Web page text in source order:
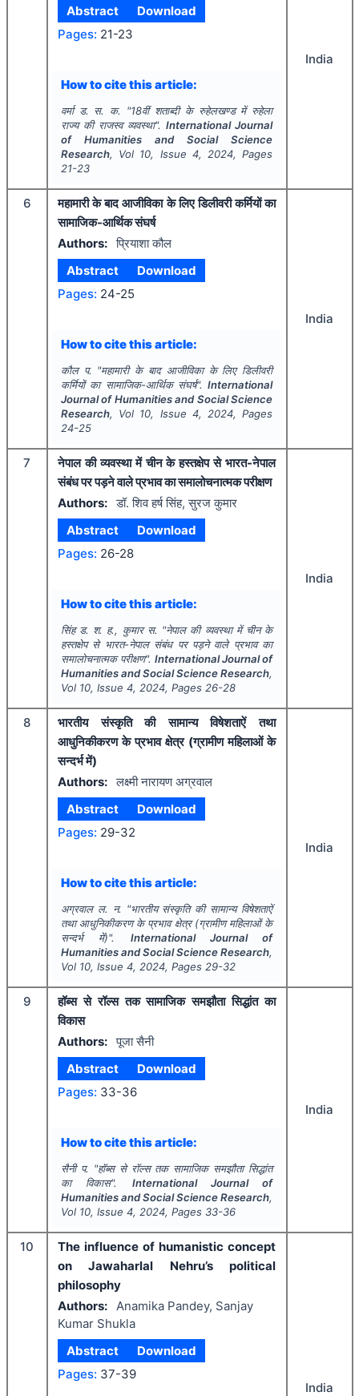
Abstract
Download
Pages: 21-23
How to cite this article:
वर्मा ड. स. क. "18वीं शताब्दी के रुहेलखण्ड में रुहेला
राज्य की राजस्व व्यवस्था".International Journal
of Humanities and Social Science
Research, Vol 10, Issue 4, 2024, Pages
21-23
India
6
महामारी के बाद आजीविका के लिए डिलीवरी कर्मियों का
सामाजिक-आर्थिक संघर्ष
Authors: प्रियाशा कौल
Abstract
Download
Pages: 24-25
How to cite this article:
कौल प. "महामारी के बाद आजीविका के लिए डिलीवरी
कर्मियों का सामाजिक-आर्थिक संघर्ष".International
Journal of Humanities and Social Science
Research, Vol 10, Issue 4, 2024, Pages
24-25
India
7
नेपाल की व्यवस्था में चीन के हस्तक्षेप से भारत-नेपाल
संबंध पर पड़ने वाले प्रभाव का समालोचनात्मक परीक्षण
Authors: डॉ. शिव हर्ष सिंह, सुरज कुमार
Abstract
Download
Pages: 26-28
How to cite this article:
सिंह ड. श. ह., कुमार स. "नेपाल की व्यवस्था में चीन के
हस्तक्षेप से भारत-नेपाल संबंध पर पड़ने वाले प्रभाव का
समालोचनात्मक परीक्षण". International Journal of
Humanities and Social Science Research,
Vol 10, Issue 4, 2024, Pages 26-28
India
8
भारतीय संस्कृति की सामान्य विषेशताऐं तथा
आधुनिकीकरण के प्रभाव क्षेत्र (ग्रामीण महिलाओं के
सन्दर्भ में)
Authors: लक्ष्मी नारायण अग्रवाल
Abstract
Download
Pages: 29-32
How to cite this article:
अग्रवाल ल. न. "भारतीय संस्कृति की सामान्य विषेशताऐं
तथा आधुनिकीकरण के प्रभाव क्षेत्र (ग्रामीण महिलाओं के
सन्दर्भ में)". International Journal of
Humanities and Social Science Research,
Vol 10, Issue 4, 2024, Pages 29-32
India
9
हॉब्स से रॉल्स तक सामाजिक समझौता सिद्धांत का
विकास
Authors: पूजा सैनी
Abstract
Download
Pages: 33-36
How to cite this article:
सैनी प. "हॉब्स से रॉल्स तक सामाजिक समझौता सिद्धांत
का विकास". International Journal of
Humanities and Social Science Research,
Vol 10, Issue 4, 2024, Pages 33-36
India
10
The influence of humanistic concept
on Jawaharlal Nehru’s political
philosophy
Authors: Anamika Pandey, Sanjay
Kumar Shukla
Abstract
Download
Pages: 37-39
India